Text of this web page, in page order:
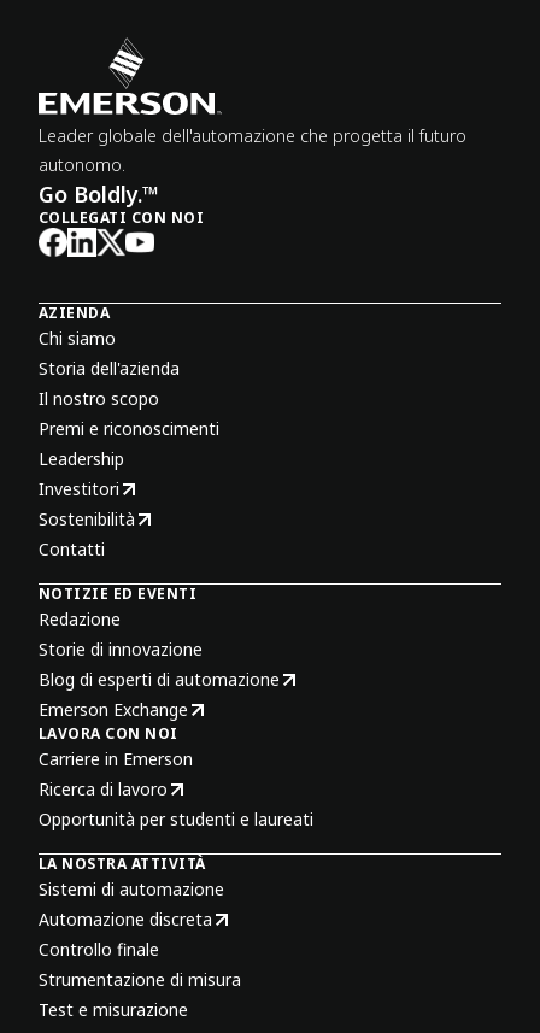
Leader globale dell'automazione che progetta il futuro
autonomo.
Go Boldly.™
COLLEGATI CON NOI
AZIENDA
Chi siamo
Storia dell'azienda
Il nostro scopo
Premi e riconoscimenti
Leadership
Investitori
Sostenibilità
Contatti
NOTIZIE ED EVENTI
Redazione
Storie di innovazione
Blog di esperti di automazione
Emerson Exchange
LAVORA CON NOI
Carriere in Emerson
Ricerca di lavoro
Opportunità per studenti e laureati
LA NOSTRA ATTIVITÀ
Sistemi di automazione
Automazione discreta
Controllo finale
Strumentazione di misura
Test e misurazione